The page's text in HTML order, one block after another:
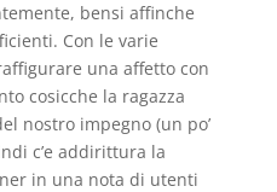
bensi affinche
Con le varie
una affetto con
cosicche la ragazza
nostro impegno (un po’
c’e addirittura la
in una nota di utenti